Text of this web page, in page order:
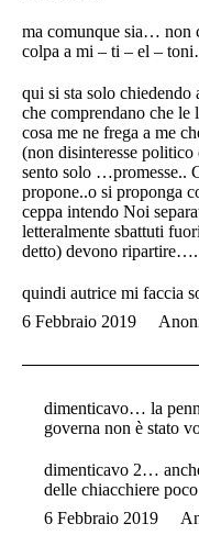
ma comunque sia… non
colpa a mi – ti – el –
qui si sta solo chiedendo
che comprendano che
cosa me ne frega a me
(non disinteresse
sento solo
propone..o si proponga
ceppa intendo Noi
letteralmente sbattuti
detto) devono ripartire….
quindi autrice mi faccia
6 Febbraio 2019
dimenticavo… la
governa non è stato
dimenticavo 2…
delle chiacchiere
6 Febbraio 2019